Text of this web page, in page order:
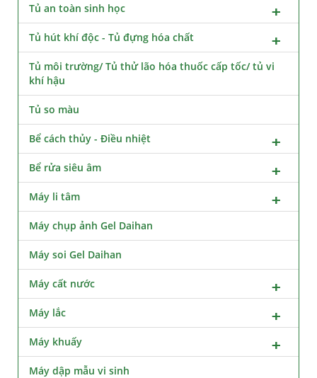
Tủ an toàn sinh học
Tủ hút khí độc - Tủ đựng hóa chất
Tủ môi trường/ Tủ thử lão hóa thuốc cấp tốc/ tủ vi
khí hậu
Tủ so màu
Bể cách thủy - Điều nhiệt
Bể rửa siêu âm
Máy li tâm
Máy chụp ảnh Gel Daihan
Máy soi Gel Daihan
Máy cất nước
Máy lắc
Máy khuấy
Máy dập mẫu vi sinh